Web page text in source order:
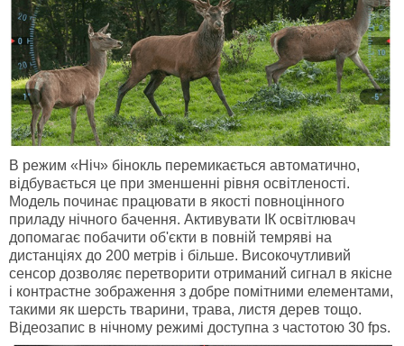
В режим «Ніч» бінокль перемикається автоматично,
відбувається це при зменшенні рівня освітленості.
Модель починає працювати в якості повноцінного
приладу нічного бачення. Активувати ІК освітлювач
допомагає побачити об'єкти в повній темряві на
дистанціях до 200 метрів і більше. Високочутливий
сенсор дозволяє перетворити отриманий сигнал в якісне
і контрастне зображення з добре помітними елементами,
такими як шерсть тварини, трава, листя дерев тощо.
Відеозапис в нічному режимі доступна з частотою 30 fps.